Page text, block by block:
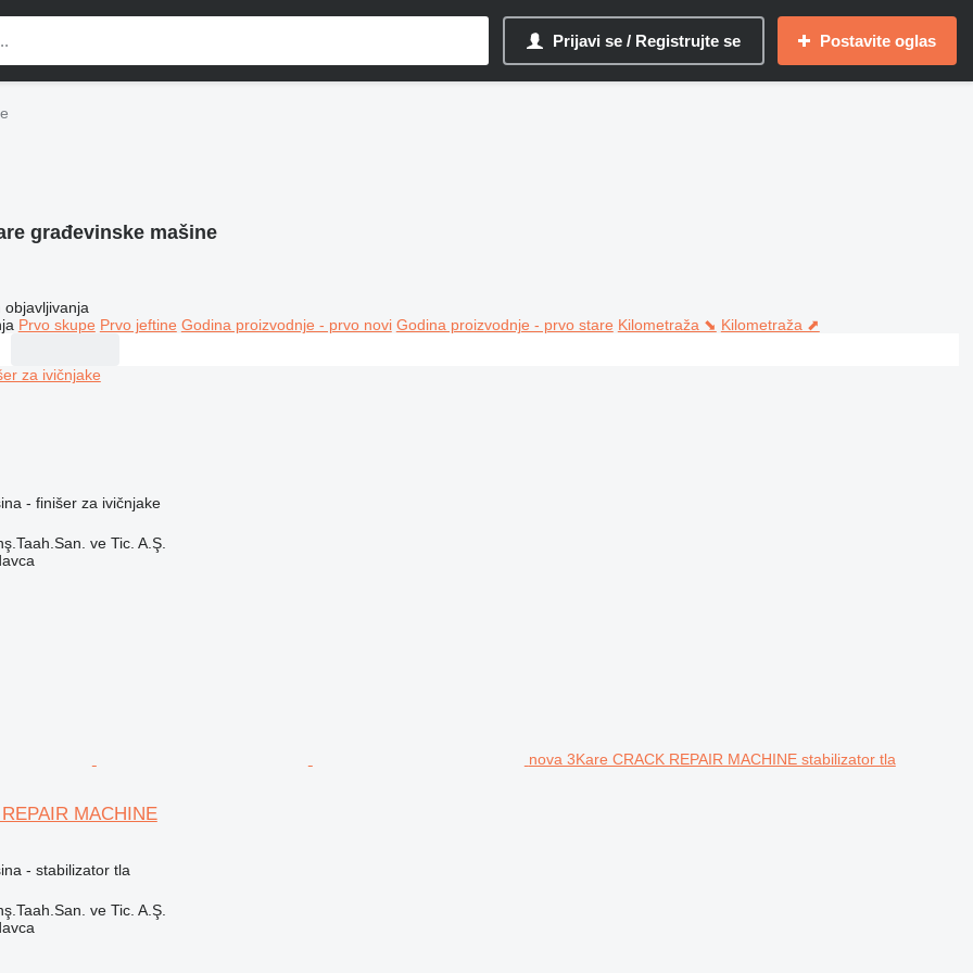
Prijavi se / Registrujte se Postavite oglas
građevinske mašine
objavljivanja
Prvo skupe Prvo jeftine Godina proizvodnje - prvo novi Godina proizvodnje - prvo stare Kilometraža ⬊ Kilometraža ⬈
- finišer za ivičnjake
ve Tic. A.Ş.
nova 3Kare CRACK REPAIR MACHINE stabilizator tla
MACHINE
- stabilizator tla
ve Tic. A.Ş.